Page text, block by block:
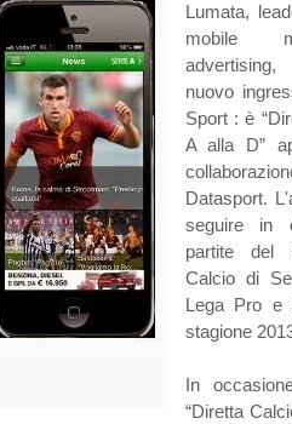
Lumata,
mobile
nuovo
Sport : è
A alla D”
Datasport.
seguire in
partite del
Calcio di
Lega Pro
stagione
In
“Diretta